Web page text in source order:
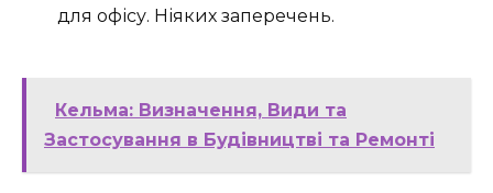
для офісу. Ніяких заперечень.
Кельма: Визначення, Види та
Застосування в Будівництві та Ремонті